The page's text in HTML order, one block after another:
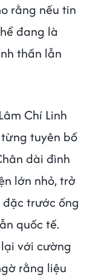
rằng nếu tin
đang là
thần lẫn
Chí Linh
tuyên bố
dài đình
lớn nhỏ, trở
trước ống
quốc tế.
với cường
rằng liệu